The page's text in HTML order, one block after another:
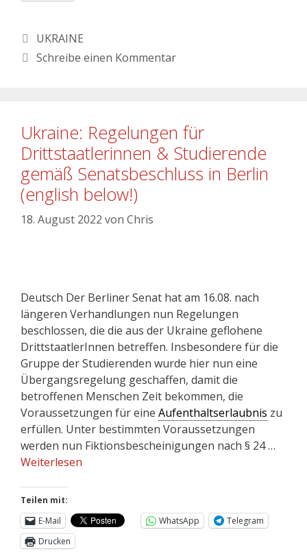
UKRAINE
Schreibe einen Kommentar
Ukraine: Regelungen für
Drittstaatlerinnen & Studierende
gemäß Senatsbeschluss in Berlin
(english below!)
18. August 2022 von Chris
Deutsch Der Berliner Senat hat am 16.08. nach
längeren Verhandlungen nun Regelungen
beschlossen, die die aus der Ukraine geflohene
DrittstaatlerInnen betreffen. Insbesondere für die
Gruppe der Studierenden wurde hier nun eine
Übergangsregelung geschaffen, damit die
betroffenen Menschen Zeit bekommen, die
Voraussetzungen für eine Aufenthaltserlaubnis zu
erfüllen. Unter bestimmten Voraussetzungen
werden nun Fiktionsbescheinigungen nach § 24 …
Weiterlesen
Teilen mit:
E-Mail
WhatsApp
Telegram
Drucken